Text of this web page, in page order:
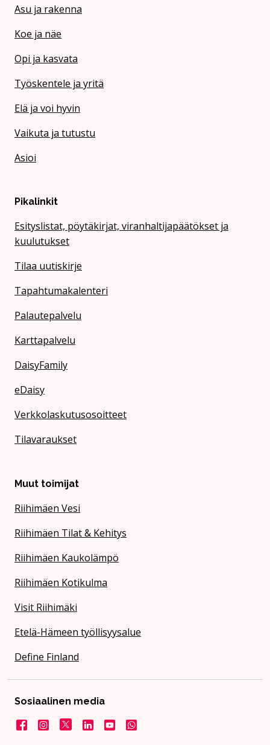
Asu ja rakenna
Koe ja näe
Opi ja kasvata
Työskentele ja yritä
Elä ja voi hyvin
Vaikuta ja tutustu
Asioi
Pikalinkit
Esityslistat, pöytäkirjat, viranhaltijapäätökset ja
kuulutukset
Tilaa uutiskirje
Tapahtumakalenteri
Palautepalvelu
Karttapalvelu
DaisyFamily
eDaisy
Verkkolaskutusosoitteet
Tilavaraukset
Muut toimijat
Riihimäen Vesi
Riihimäen Tilat & Kehitys
Riihimäen Kaukolämpö
Riihimäen Kotikulma
Visit Riihimäki
Etelä-Hämeen työllisyysalue
Define Finland
Sosiaalinen media
FacebookInstagram
X LinkedInYouTubeKaupunki WhatsApissa